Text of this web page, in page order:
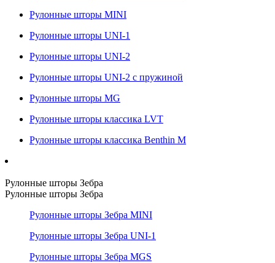
Рулонные шторы MINI
Рулонные шторы UNI-1
Рулонные шторы UNI-2
Рулонные шторы UNI-2 с пружиной
Рулонные шторы MG
Рулонные шторы классика LVT
Рулонные шторы классика Benthin M
Рулонные шторы Зебра
Рулонные шторы Зебра
Рулонные шторы Зебра MINI
Рулонные шторы Зебра UNI-1
Рулонные шторы Зебра MGS